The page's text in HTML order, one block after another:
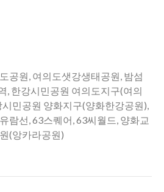
공원, 여의도샛강생태공원, 밤섬
, 한강시민공원 여의도지구(여의
시민공원 양화지구(양화한강공원),
람선, 63스퀘어, 63씨월드, 양화교
(앙카라공원)